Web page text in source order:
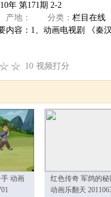
年 第171期 2-2
地： 分类： 栏目在线
内容：1、动画电视剧 《秦
10 视频打分
动画
红色传奇 军鸽的秘
动画乐翻天